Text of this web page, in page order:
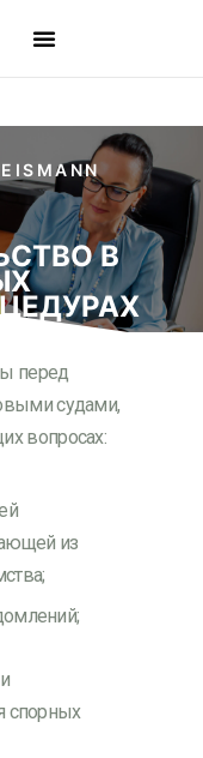
В
перед
судами,
вопросах:
из
спорных